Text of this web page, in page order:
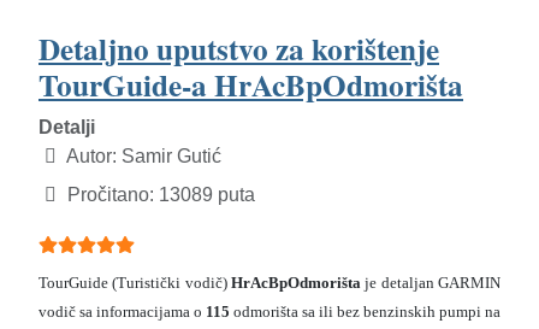
Detaljno uputstvo za korištenje
TourGuide-a HrAcBpOdmorišta
Detalji
Autor: Samir Gutić
Pročitano: 13089 puta
Ocjene članaka:
TourGuide (Turistički vodič) HrAcBpOdmorišta je detaljan GARMIN
vodič sa informacijama o 115 odmorišta sa ili bez benzinskih pumpi na